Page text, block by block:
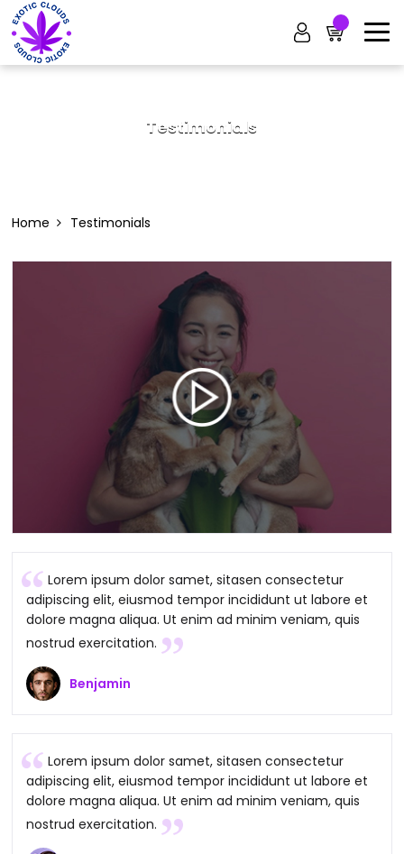
Testimonials
Home Testimonials
Lorem ipsum dolor samet, sitasen consectetur
adipiscing elit, eiusmod tempor incididunt ut labore et
dolore magna aliqua. Ut enim ad minim veniam, quis
nostrud exercitation.
Benjamin
Lorem ipsum dolor samet, sitasen consectetur
adipiscing elit, eiusmod tempor incididunt ut labore et
dolore magna aliqua. Ut enim ad minim veniam, quis
nostrud exercitation.